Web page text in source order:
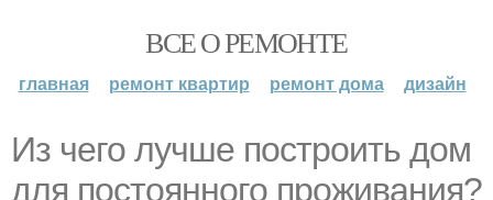
ВСЕ О РЕМОНТЕ
главная ремонт квартир ремонт дома дизайн
Из чего лучше построить дом
для постоянного проживания?